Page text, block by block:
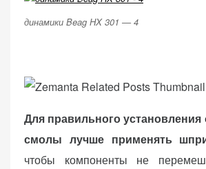
динамики Beag HX 301 — 4
Для правильного
смолы лучше применять
чтобы компоненты не